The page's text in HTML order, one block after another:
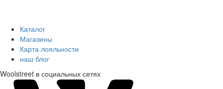
Каталог
Магазины
Карта лояльности
наш блог
Woolstreet в социальных сетях